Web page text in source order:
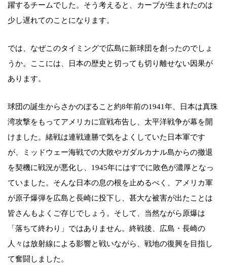
躍するチームでした。そう考えると、カープが生まれたのは
少し遅れてのことになります。
では、なぜこのタイミングで広島に新球団を創ったのでしょ
うか。ここには、日本の歴史と切っても切り離せない因果が
あります。
球団の誕生からさかのぼること約8年前の1941年、日本は真珠
湾攻撃をもってアメリカに宣戦布告し、太平洋戦争が幕を開
けました。緒戦は連戦連勝で気をよくしていた日本軍です
が、ミッドウェー海戦での大敗やガダルカナル島からの撤退
を契機に戦況が悪化し、1945年にはすでに敗色が濃厚となっ
ていました。そんな日本の息の根を止めるべく、アメリカ軍
が原子爆弾を広島と長崎に投下し、甚大な被害が出たことは
皆さんもよくご存じでしょう。そして、当然ながら原爆は
「落ちて終わり」ではありません。終戦後、広島・長崎の
人々は放射線による影響と戦いながら、戦地の復興を目指し
て奮闘しました。